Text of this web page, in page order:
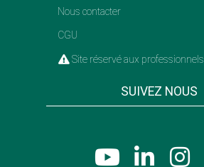
Nous contacter
CGU
Site réservé aux professionnels
SUIVEZ NOUS